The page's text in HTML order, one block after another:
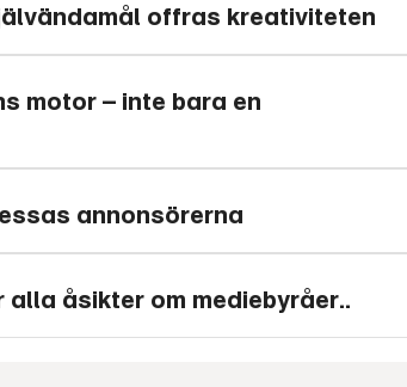
offras kreativiteten
motor – inte bara en
annonsörerna
åsikter om mediebyråer..